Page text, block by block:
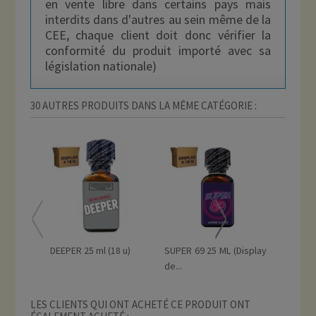
en vente libre dans certains pays mais
interdits dans d'autres au sein même de la
CEE, chaque client doit donc vérifier la
conformité du produit importé avec sa
législation nationale)
30 AUTRES PRODUITS DANS LA MÊME CATÉGORIE :
DEEPER 25 ml (18 u)
SUPER 69 25 ML (Display
de...
LES CLIENTS QUI ONT ACHETÉ CE PRODUIT ONT